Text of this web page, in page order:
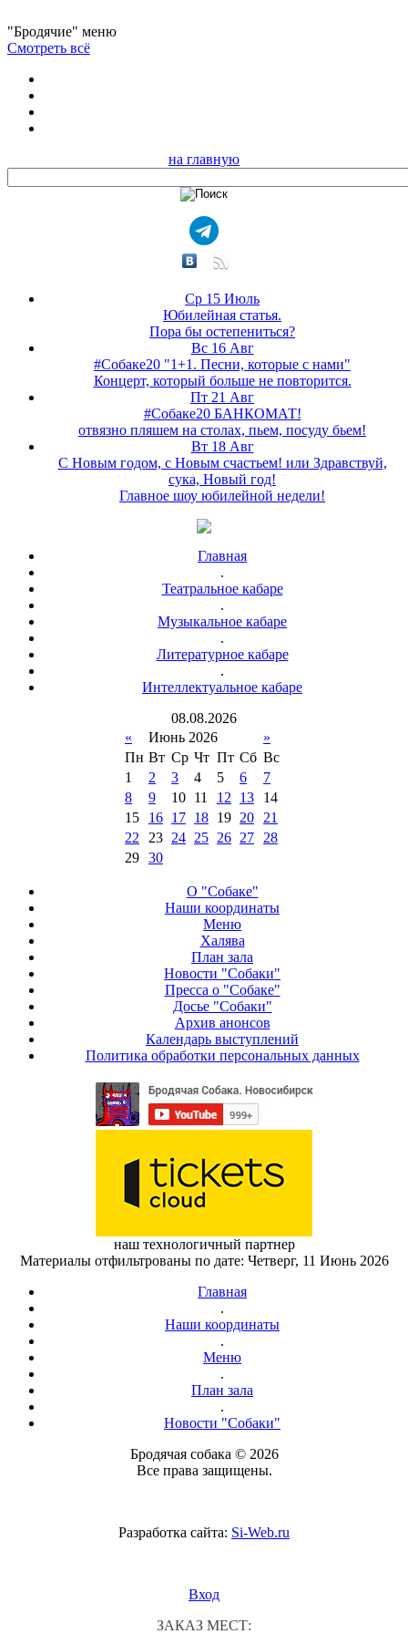
"Бродячие" меню
Смотреть всё
на главную
Ср 15 Июль
Юбилейная статья.
Пора бы остепениться?
Вс 16 Авг
#Собаке20 "1+1. Песни, которые с нами"
Концерт, который больше не повторится.
Пт 21 Авг
#Собаке20 БАНКОМАТ!
отвязно пляшем на столах, пьем, посуду бьем!
Вт 18 Авг
С Новым годом, с Новым счастьем! или Здравствуй,
сука, Новый год!
Главное шоу юбилейной недели!
Главная
.
Театральное кабаре
.
Музыкальное кабаре
.
Литературное кабаре
.
Интеллектуальное кабаре
08.08.2026
«
Июнь 2026
»
Пн Вт Ср Чт Пт Сб Вс
1
2 3 4 5 6
7
8
9 10 11 12 13
14
15
16 17 18 19 20
21
22
23 24 25 26 27
28
29 30
О "Собаке"
Наши координаты
Меню
Халява
План зала
Новости "Собаки"
Пресса о "Собаке"
Досье "Собаки"
Архив анонсов
Календарь выступлений
Политика обработки персональных данных
наш технологичный партнер
Материалы отфильтрованы по дате: Четверг, 11 Июнь 2026
Главная
.
Наши координаты
.
Меню
.
План зала
.
Новости "Собаки"
Бродячая собака © 2026
Все права защищены.
Разработка сайта: Si-Web.ru
Вход
ЗАКАЗ МЕСТ: